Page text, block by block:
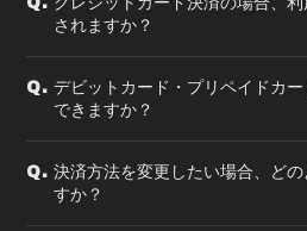
されますか？
Q. デビットカード・プリペイドカ
できますか？
Q. 決済方法を変更したい場合、ど
すか？